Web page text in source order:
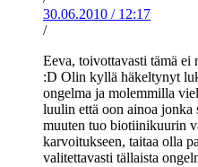
30.06.2010 / 12:17
/
Eeva, toivottavasti tämä ei
:D Olin kyllä häkeltynyt
ongelma ja molemmilla
luulin että oon ainoa
muuten tuo biotiinikuurin
karvoitukseen, taitaa olla
valitettavasti tällaista